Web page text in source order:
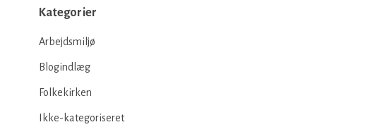
Kategorier
Arbejdsmiljø
Blogindlæg
Folkekirken
Ikke-kategoriseret